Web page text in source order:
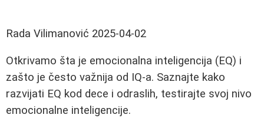
Rada Vilimanović 2025-04-02
Otkrivamo šta je emocionalna inteligencija (EQ) i
zašto je često važnija od IQ-a. Saznajte kako
razvijati EQ kod dece i odraslih, testirajte svoj nivo
emocionalne inteligencije.